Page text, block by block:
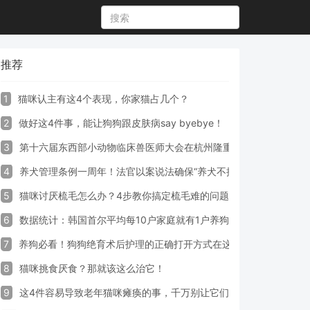
推荐
1 猫咪认主有这4个表现，你家猫占几个？
2 做好这4件事，能让狗狗跟皮肤病say byebye！
3 第十六届东西部小动物临床兽医师大会在杭州隆重开幕
4 养犬管理条例一周年！法官以案说法确保“养犬不掉链”
5 猫咪讨厌梳毛怎么办？4步教你搞定梳毛难的问题！
6 数据统计：韩国首尔平均每10户家庭就有1户养狗
7 养狗必看！狗狗绝育术后护理的正确打开方式在这里
8 猫咪挑食厌食？那就该这么治它！
9 这4件容易导致老年猫咪瘫痪的事，千万别让它们做！